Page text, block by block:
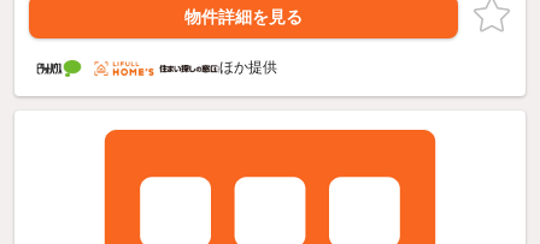
物件詳細を見る
ほか提供